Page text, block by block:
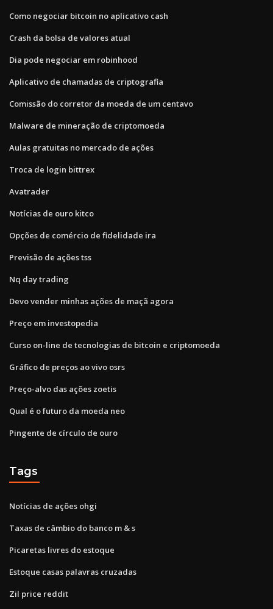
Como negociar bitcoin no aplicativo cash
Crash da bolsa de valores atual
Dia pode negociar em robinhood
Aplicativo de chamadas de criptografia
Comissão do corretor da moeda de um centavo
Malware de mineração de criptomoeda
Aulas gratuitas no mercado de ações
Troca de login bittrex
Avatrader
Notícias de ouro kitco
Opções de comércio de fidelidade ira
Previsão de ações tss
Nq day trading
Devo vender minhas ações de maçã agora
Preço em investopedia
Curso on-line de tecnologias de bitcoin e criptomoeda
Gráfico de preços ao vivo osrs
Preço-alvo das ações zoetis
Qual é o futuro da moeda neo
Pingente de círculo de ouro
Tags
Notícias de ações ohgi
Taxas de câmbio do banco m & s
Picaretas livres do estoque
Estoque casas palavras cruzadas
Zil price reddit